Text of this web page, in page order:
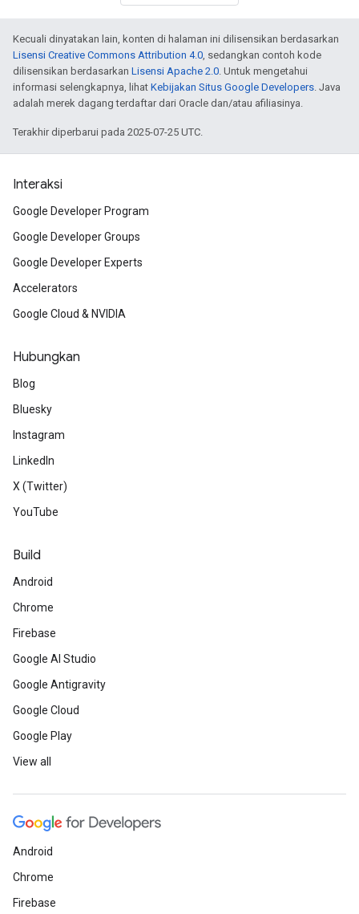
Kecuali dinyatakan lain, konten di halaman ini dilisensikan berdasarkan
Lisensi Creative Commons Attribution 4.0, sedangkan contoh kode
dilisensikan berdasarkan Lisensi Apache 2.0. Untuk mengetahui
informasi selengkapnya, lihat Kebijakan Situs Google Developers. Java
adalah merek dagang terdaftar dari Oracle dan/atau afiliasinya.
Terakhir diperbarui pada 2025-07-25 UTC.
Interaksi
Google Developer Program
Google Developer Groups
Google Developer Experts
Accelerators
Google Cloud & NVIDIA
Hubungkan
Blog
Bluesky
Instagram
LinkedIn
X (Twitter)
YouTube
Build
Android
Chrome
Firebase
Google AI Studio
Google Antigravity
Google Cloud
Google Play
View all
Android
Chrome
Firebase